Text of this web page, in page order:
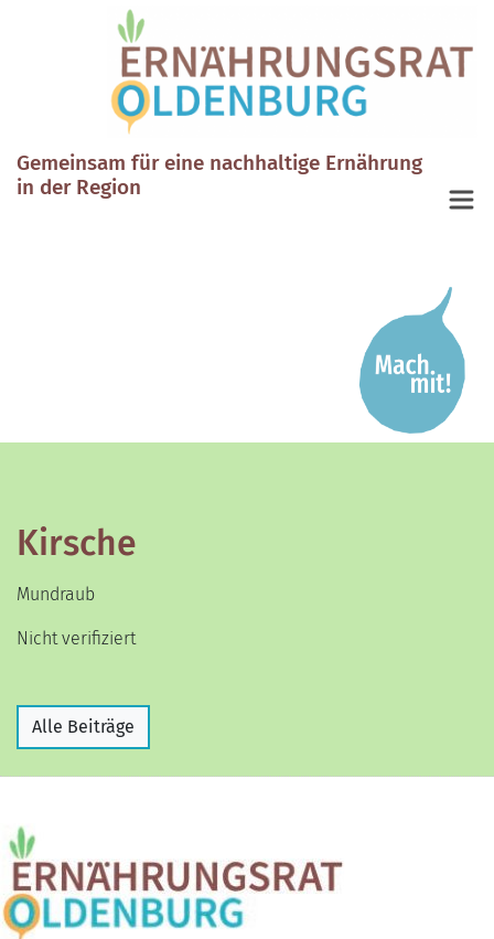
Gemeinsam für eine nachhaltige Ernährung
in der Region
Kirsche
Mundraub
Nicht verifiziert
Alle Beiträge